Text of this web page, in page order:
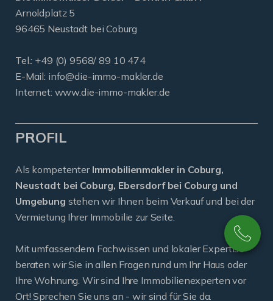
Arnoldplatz 5
96465 Neustadt bei Coburg
Tel.: +49 (0) 9568/ 89 10 474
E-Mail: info@die-immo-makler.de
Internet: www.die-immo-makler.de
PROFIL
Als kompetenter Immobilienmakler in Coburg,
Neustadt bei Coburg, Ebersdorf bei Coburg und
Umgebung stehen wir Ihnen beim Verkauf und bei der
Vermietung Ihrer Immobilie zur Seite.
Mit umfassendem Fachwissen und lokaler Expertise
beraten wir Sie in allen Fragen rund um Ihr Haus oder
Ihre Wohnung. Wir sind Ihre Immobilienexperten vor
Ort! Sprechen Sie uns an - wir sind für Sie da.